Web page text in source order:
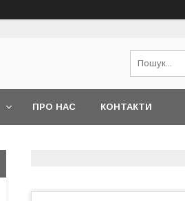
ПРО НАС КОНТАКТИ